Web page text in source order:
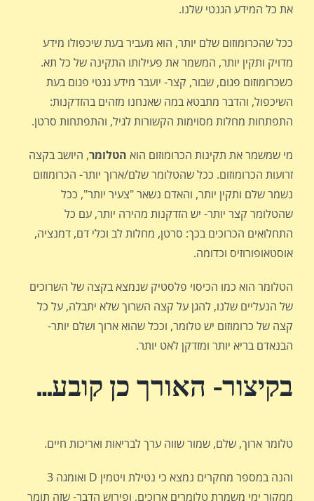
את כל המידע הגנטי שלנו.
ככל שהכרומוזום שלם יותר, הוא מעביר בעת שיכפולו מידע
מדויק ותקין יותר, המשמר את פעילותו התקינה של כל תא.
כשכרומוזום פגום, שבור, קצר- יועבר מידע גנטי פגום בעת
השיכפול, והדבר מתבטא במה שאנחנו מזהים בהזדקנות:
התפתחות מחלות מסוימות הקשורות לגיל, והתפתחות סרטן.
מי שמשמר את תקינות הכרומוזום הוא הטלומר, היושב בקצה
זרועות הכרומוזום. ככל שהטלומר שלם/ארוך יותר- הכרומוזום
נשמר שלם ותקין יותר, והאדם נשאר "צעיר יותר", ככל
שהטלומר קצר יותר- יש הזדקנות מהירה יותר, עם כל
התחלואים הכרוכים בכך: סרטן, מחלות לב וכלי דם, דמנציה,
אוסטאופורוזיס וכדומה.
הטלומר הוא כמו הכיסוי פלסטיק שנמצא בקצה של השרוכים
של הנעליים שלנו, להגן על קצה השרוך שלא יתבלה, על כל
קצה של כרומוזום יש טלומר, וככל שהוא ארוך ושלם יותר-
הבנאדם בריא יותר ומזדקן לאט יותר.
בקיצור- האורך כן קובע…
טלומר ארוך, שלם, שמור שווה ערך לבריאות ואריכות חיים.
והנה במספר מחקרים נמצא כי נטילת ויטמין D ואומגה 3
ממקור ימי משמרת טלומרים ארוכים, ופירוש הדבר- שזה תומך